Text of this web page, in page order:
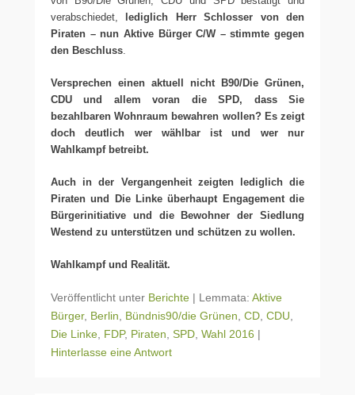
verabschiedet,
lediglich Herr Schlosser von den
Piraten – nun Aktive Bürger C/W – stimmte gegen
den Beschluss.
Versprechen einen aktuell nicht B90/Die Grünen,
CDU und allem voran die SPD, dass Sie
bezahlbaren Wohnraum bewahren wollen? Es zeigt
doch deutlich wer wählbar ist und wer nur
Wahlkampf betreibt.
Auch in der Vergangenheit zeigten lediglich die
Piraten und Die Linke überhaupt Engagement die
Bürgerinitiative und die Bewohner der Siedlung
Westend zu unterstützen und schützen zu wollen.
Wahlkampf und Realität.
Veröffentlicht unter Berichte | Lemmata: Aktive
Bürger, Berlin Bündnis90/die Grünen CD CDU
Die Linke FDP, Piraten SPD Wahl 2016 |
Hinterlasse eine Antwort